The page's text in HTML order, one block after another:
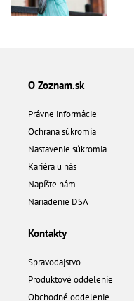
O Zoznam.sk
Právne informácie
Ochrana súkromia
Nastavenie súkromia
Kariéra u nás
Napíšte nám
Nariadenie DSA
Kontakty
Spravodajstvo
Produktové oddelenie
Obchodné oddelenie